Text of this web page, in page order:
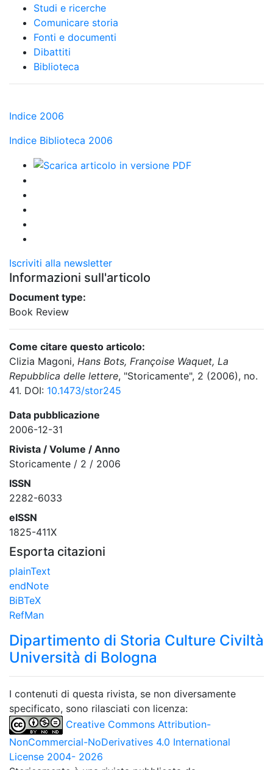
Studi e ricerche
Comunicare storia
Fonti e documenti
Dibattiti
Biblioteca
Indice 2006
Indice Biblioteca 2006
Iscriviti alla newsletter
Informazioni sull'articolo
Document type:
Book Review
Come citare questo articolo:
Clizia Magoni, Hans Bots, Françoise Waquet, La
Repubblica delle lettere, "Storicamente", 2 (2006), no.
41. DOI: 10.1473/stor245
Data pubblicazione
2006-12-31
Rivista / Volume / Anno
Storicamente / 2 / 2006
ISSN
2282-6033
eISSN
1825-411X
Esporta citazioni
plainText
endNote
BiBTeX
RefMan
Dipartimento di Storia Culture Civiltà
Università di Bologna
I contenuti di questa rivista, se non diversamente
specificato, sono rilasciati con licenza:
Creative Commons Attribution-
NonCommercial-NoDerivatives 4.0 International
License 2004- 2026